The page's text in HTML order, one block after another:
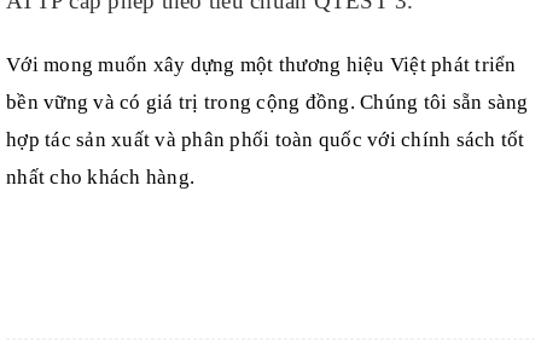
Với mong muốn xây dựng một thương hiệu Việt phát triển
bền vững và có giá trị trong cộng đồng. Chúng tôi sẵn sàng
hợp tác sản xuất và phân phối toàn quốc với chính sách tốt
nhất cho khách hàng.